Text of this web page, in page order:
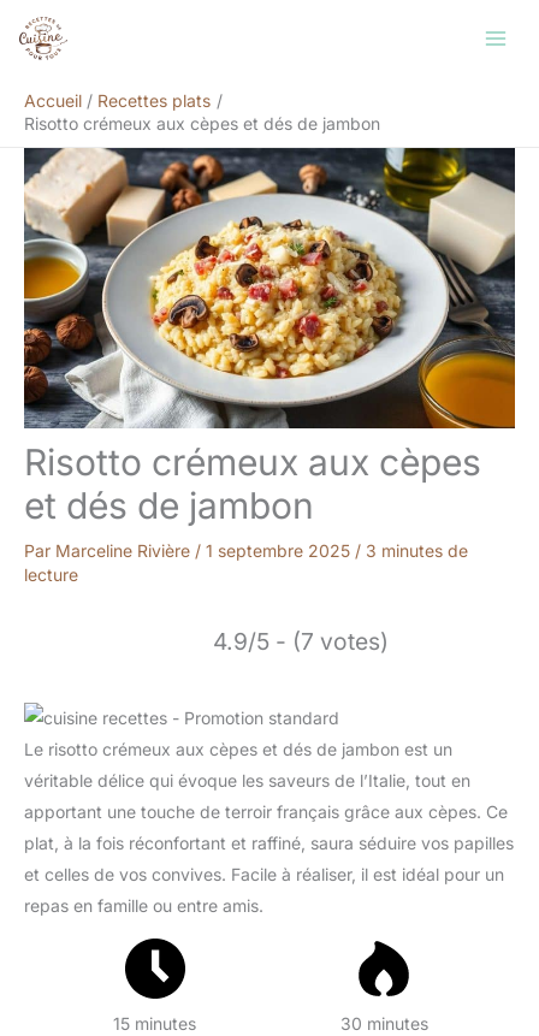
Accueil
Recettes plats
Risotto crémeux aux cèpes et dés de jambon
Risotto crémeux aux cèpes
et dés de jambon
Par Marceline Rivière / 1 septembre 2025 / 3 minutes de
lecture
4.9/5 - (7 votes)
Le risotto crémeux aux cèpes et dés de jambon est un
véritable délice qui évoque les saveurs de l’Italie, tout en
apportant une touche de terroir français grâce aux cèpes. Ce
plat, à la fois réconfortant et raffiné, saura séduire vos papilles
et celles de vos convives. Facile à réaliser, il est idéal pour un
repas en famille ou entre amis.
15 minutes 30 minutes
Rechercher